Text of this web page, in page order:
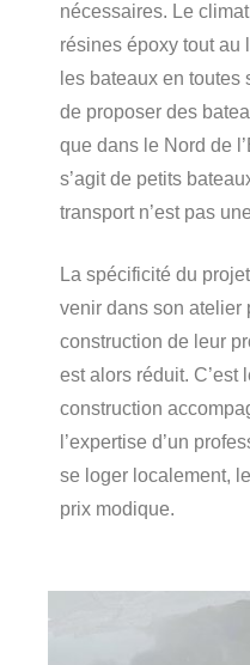
nécessaires. Le
résines époxy tout au
les bateaux en
de proposer des
que dans le Nord de
s’agit de petits
transport n’est pas
La spécificité du
venir dans son atelier
construction de leur
est alors réduit. C’est
construction
l’expertise d’un
se loger localement,
prix modique.